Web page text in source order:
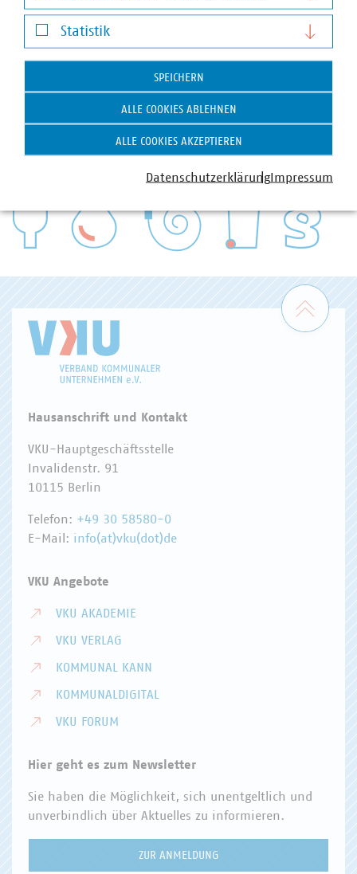
Zum
Hausanschrift und Kontakt
VKU-Hauptgeschäftsstelle
Invalidenstr. 91
10115 Berlin
Telefon: +49 30 58580-0
E-Mail: info(at)vku(dot)de
VKU Angebote
VKU AKADEMIE
VKU VERLAG
KOMMUNAL KANN
KOMMUNALDIGITAL
VKU FORUM
Hier geht es zum Newsletter
Sie haben die Möglichkeit, sich unentgeltlich und
unverbindlich über Aktuelles zu informieren.
ZUR ANMELDUNG
Darstellung von YouTube-Videos
Statistik
Statistik
SPEICHERN
ALLE COOKIES ABLEHNEN
ALLE COOKIES AKZEPTIEREN
DatenschutzerklärungImpressum